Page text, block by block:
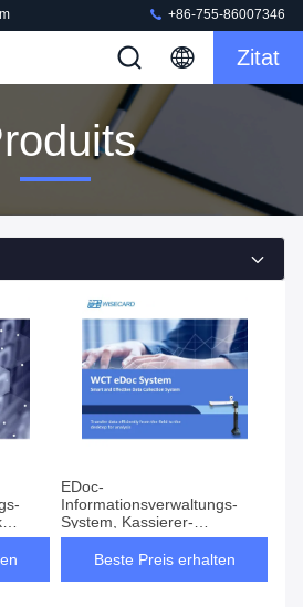
+86-755-86007346
Zitat
EDoc-
Informationsverwaltungs-
System, Kassierer-
Digitalisierungs-System
Beste Preis erhalten